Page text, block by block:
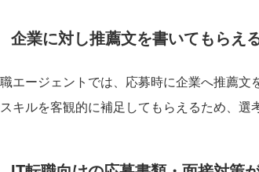
企業に対し推薦文を書いてもらえ
エージェントでは、応募時に企業へ推薦
キルを客観的に補足してもらえるため、選